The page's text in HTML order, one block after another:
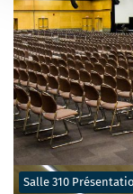
Salle 310